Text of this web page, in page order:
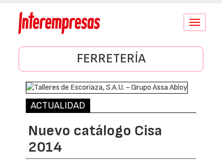
Conmutar
FERRETERÍA
ACTUALIDAD
Nuevo catálogo Cisa
2014